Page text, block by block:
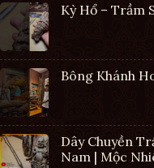
Kỳ Hổ – Trầm
Bông Khánh
Dây Chuyền
Nam | Mộc